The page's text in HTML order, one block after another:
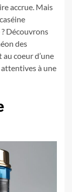
accrue. Mais
Découvrons
des
coeur d’une
à une